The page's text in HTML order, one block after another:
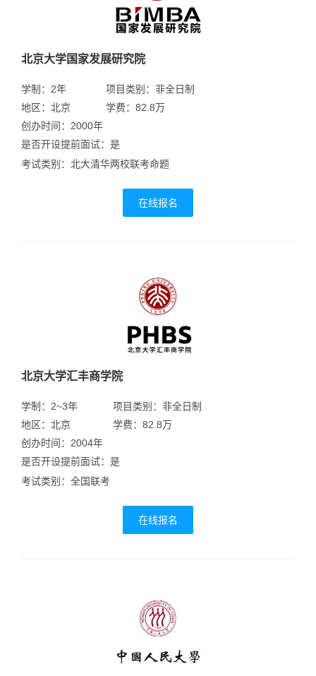
北京大学国家发展研究院
学制：2年
地区：北京
项目类别：非全日制
学费：82.8万
创办时间：2000年
是否开设提前面试：是
考试类别：北大清华两校联考命题
在线报名
北京大学汇丰商学院
学制：2~3年
地区：北京
项目类别：非全日制
学费：82.8万
创办时间：2004年
是否开设提前面试：是
考试类别：全国联考
在线报名